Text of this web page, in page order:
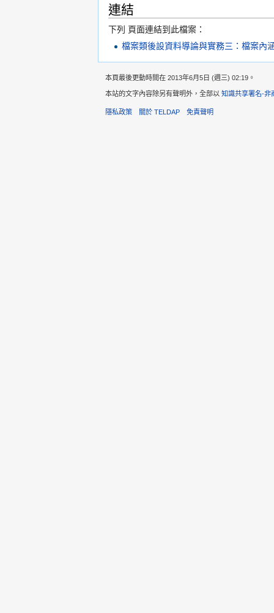
連結
下列 頁面連結到此檔案：
檔案類後設資料導論與實務三：檔案內
本頁最後更動時間在 2013年6月5日 (週三) 02:19。
本站的文字內容除另有聲明外，全部以 知識共享署名-非
隱私政策 關於 TELDAP 免責聲明